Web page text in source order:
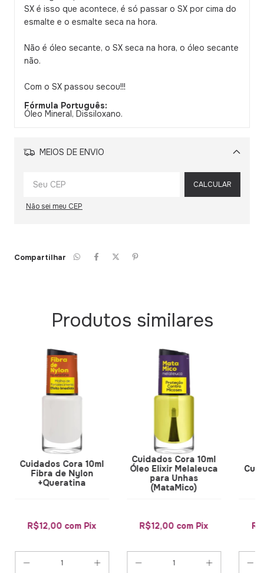
SX é isso que acontece, é só passar o SX por cima do
esmalte e o esmalte seca na hora.
Não é óleo secante, o SX seca na hora, o óleo secante
não.
Com o SX passou secou!!!
Fórmula Português:
Óleo Mineral, Dissiloxano.
MEIOS DE ENVIO
Alterar CEP
CALCULAR
Não sei meu CEP
Compartilhar
Produtos similares
Cuidados Cora 10ml
Fibra de Nylon
+Queratina
R$12,00 com Pix
Cuidados Cora 10ml
Óleo Elixir Melaleuca
para Unhas
(MataMico)
R$12,00 com Pix